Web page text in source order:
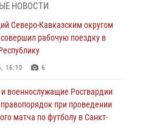
обеспечили безопасность
в Кузбассе
07:00
исполнилось 20 лет
07:00
Балкарии сотрудники
НОВОСТИ
Северо-Кавказским округом
рабочую поездку в
16:10 6
военнослужащие Росгвардии
при проведении
матча по футболу в Санкт-